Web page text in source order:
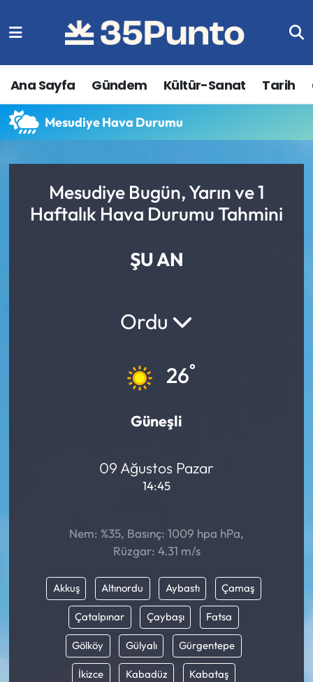
Ana Sayfa Gündem Kültür-Sanat Tarih
Mesudiye Hava Durumu
Mesudiye Bugün, Yarın ve 1
Haftalık Hava Durumu Tahmini
ŞU AN
Ordu
26°
Güneşli
09 Ağustos Pazar
14:45
Nem: %35, Basınç: 1009 hpa hPa,
Rüzgar: 4.31 m/s
Akkuş Altınordu Aybastı Çamaş
Çatalpınar Çaybaşı Fatsa
Gölköy Gülyalı Gürgentepe
İkizce Kabadüz Kabataş